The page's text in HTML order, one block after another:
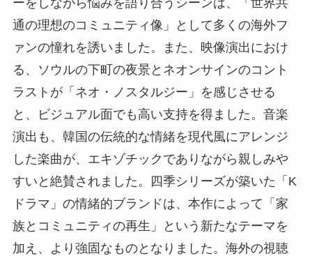
通の理想のコミュニティ像」として多くの海外フ
ァンの憧れを誘いました。また、映像演出におけ
る、ソウルの下町の夜景とネオンサインのコント
ラストが「ネオ・ノスタルジー」を感じさせる
と、ビジュアル面でも高い支持を得ました。音楽
演出も、韓国の伝統的な情緒を現代風にアレンジ
した楽曲が、エキゾチックでありながら親しみや
すいと絶賛されました。四季シリーズが築いた「K
ドラマ」の情緒的ブランドは、本作によって「家
族とコミュニティの再生」という新たなテーマを
加え、より強固なものとなりました。海外の視聴